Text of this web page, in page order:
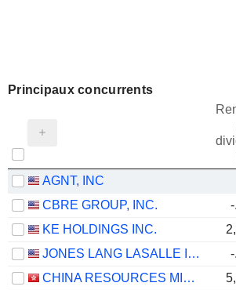
Principaux concurrents
AGNT, INC
CBRE GROUP, INC.
KE HOLDINGS INC.
JONES LANG LASALLE INCORPORATED
CHINA RESOURCES MIXC LIFESTYLE SERVICES LIMITED